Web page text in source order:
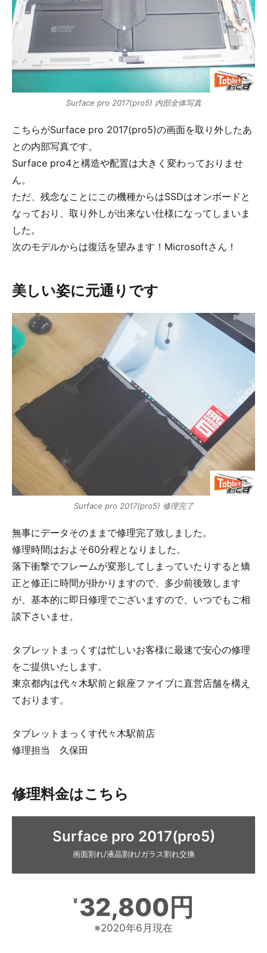
Surface pro 2017(pro5) 内部全体写真
こちらがSurface pro 2017(pro5)の画面を取り外したあ
との内部写真です。
Surface pro4と構造や配置は大きく変わっておりませ
ん。
ただ、残念なことにこの機種からはSSDはオンボードと
なっており、取り外しが出来ない仕様になってしまいま
した。
次のモデルからは復活を望みます！Microsoftさん！
美しい姿に元通りです
Surface pro 2017(pro5) 修理完了
無事にデータそのままで修理完了致しました。
修理時間はおよそ60分程となりました。
落下衝撃でフレームが変形してしまっていたりすると矯
正と修正に時間が掛かりますので、多少前後致します
が、基本的に即日修理でございますので、いつでもご相
談下さいませ。
タブレットまっくすは忙しいお客様に最速で安心の修理
をご提供いたします。
東京都内は代々木駅前と銀座ファイブに直営店舗を構え
ております。
タブレットまっくす代々木駅前店
修理担当 久保田
修理料金はこちら
Surface pro 2017(pro5)
画面割れ/液晶割れ/ガラス割れ交換
¥ 32,800円
※2020年6月現在